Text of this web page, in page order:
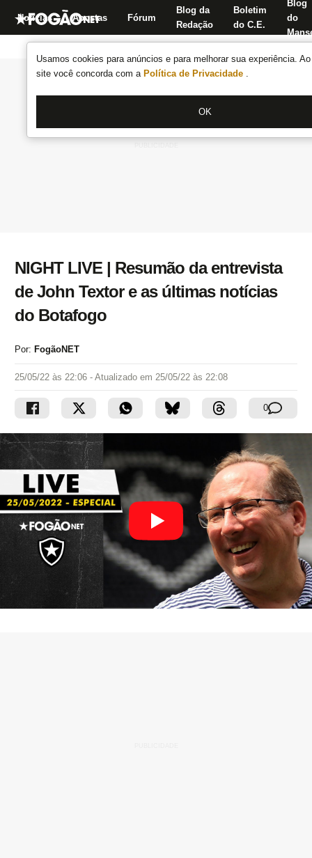
Usamos cookies para anúncios e para melhorar sua experiência.
site você concorda com a Política de Privacidade .
OK
Notícias Apostas Fórum
Blog da
Redação
Boletim
do C.E.
Blog
do
NIGHT LIVE | Resumão da entrevista
de John Textor e as últimas notícias
do Botafogo
Por: FogãoNET
25/05/22 às 22:06 - Atualizado em 25/05/22 às 22:08
0